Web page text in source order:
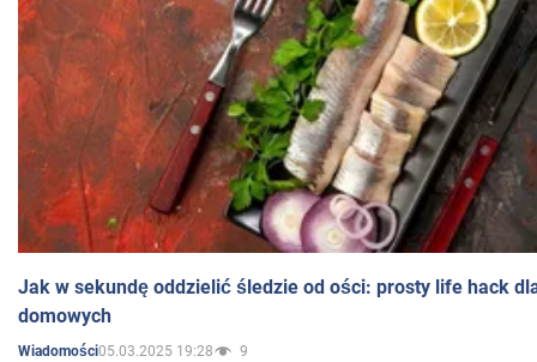
Jak w sekundę oddzielić śledzie od ości: prosty life hack
domowych
Wiadomości05.03.2025 19:28 9